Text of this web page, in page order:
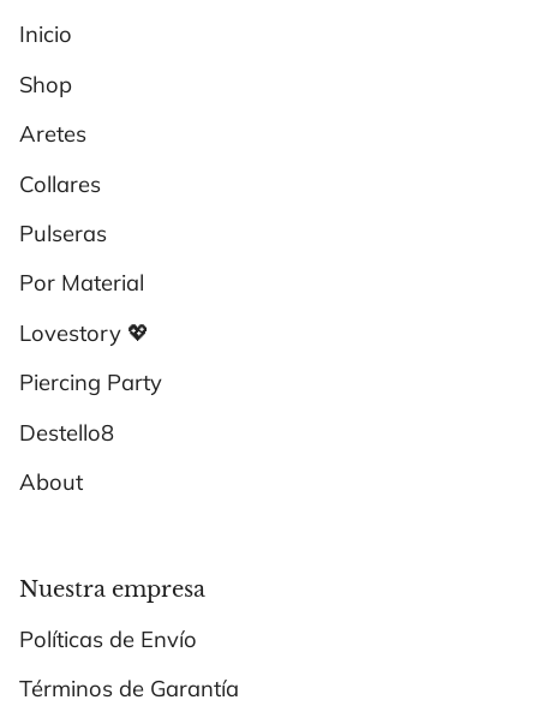
Inicio
Shop
Aretes
Collares
Pulseras
Por Material
Lovestory 💖
Piercing Party
Destello8
About
Nuestra empresa
Políticas de Envío
Términos de Garantía